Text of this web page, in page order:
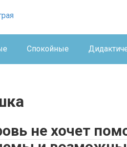
Спокойные
не хочет